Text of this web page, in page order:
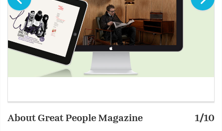
About Great People Magazine 1/10